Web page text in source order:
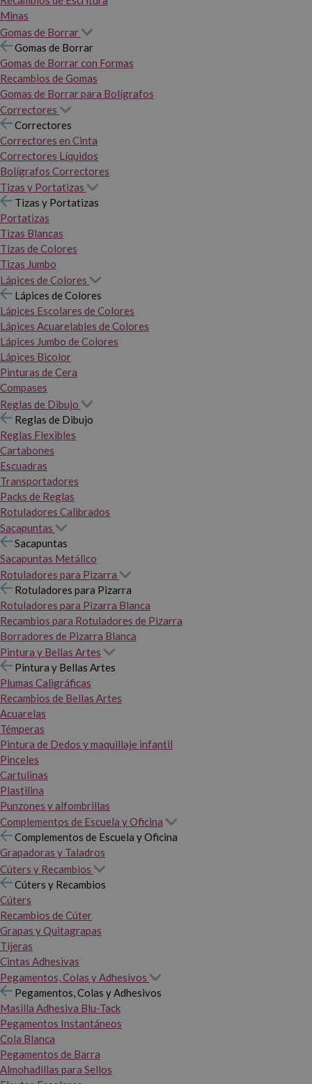
Minas
Gomas de Borrar
Gomas de Borrar
Gomas de Borrar con Formas
Recambios de Gomas
Gomas de Borrar para Bolígrafos
Correctores
Correctores
Correctores en Cinta
Correctores Líquidos
Bolígrafos Correctores
Tizas y Portatizas
Tizas y Portatizas
Portatizas
Tizas Blancas
Tizas de Colores
Tizas Jumbo
Lápices de Colores
Lápices de Colores
Lápices Escolares de Colores
Lápices Acuarelables de Colores
Lápices Jumbo de Colores
Lápices Bicolor
Pinturas de Cera
Compases
Reglas de Dibujo
Reglas de Dibujo
Reglas Flexibles
Cartabones
Escuadras
Transportadores
Packs de Reglas
Rotuladores Calibrados
Sacapuntas
Sacapuntas
Sacapuntas Metálico
Rotuladores para Pizarra
Rotuladores para Pizarra
Rotuladores para Pizarra Blanca
Recambios para Rotuladores de Pizarra
Borradores de Pizarra Blanca
Pintura y Bellas Artes
Pintura y Bellas Artes
Plumas Caligráficas
Recambios de Bellas Artes
Acuarelas
Témperas
Pintura de Dedos y maquillaje infantil
Pinceles
Cartulinas
Plastilina
Punzones y alfombrillas
Complementos de Escuela y Oficina
Complementos de Escuela y Oficina
Grapadoras y Taladros
Cúters y Recambios
Cúters y Recambios
Cúters
Recambios de Cúter
Grapas y Quitagrapas
Tijeras
Cintas Adhesivas
Pegamentos, Colas y Adhesivos
Pegamentos, Colas y Adhesivos
Masilla Adhesiva Blu-Tack
Pegamentos Instantáneos
Cola Blanca
Pegamentos de Barra
Almohadillas para Sellos